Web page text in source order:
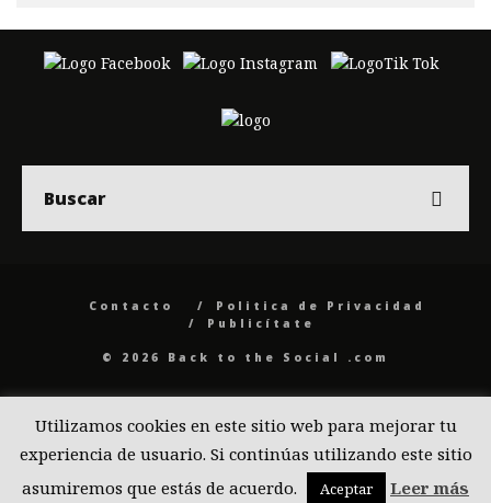
Contacto
Politica de Privacidad
Publicítate
© 2026 Back to the Social .com
Utilizamos cookies en este sitio web para mejorar tu
experiencia de usuario. Si continúas utilizando este sitio
asumiremos que estás de acuerdo.
Aceptar Leer más